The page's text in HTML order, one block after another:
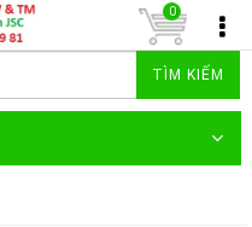
TÌM KIẾM
0